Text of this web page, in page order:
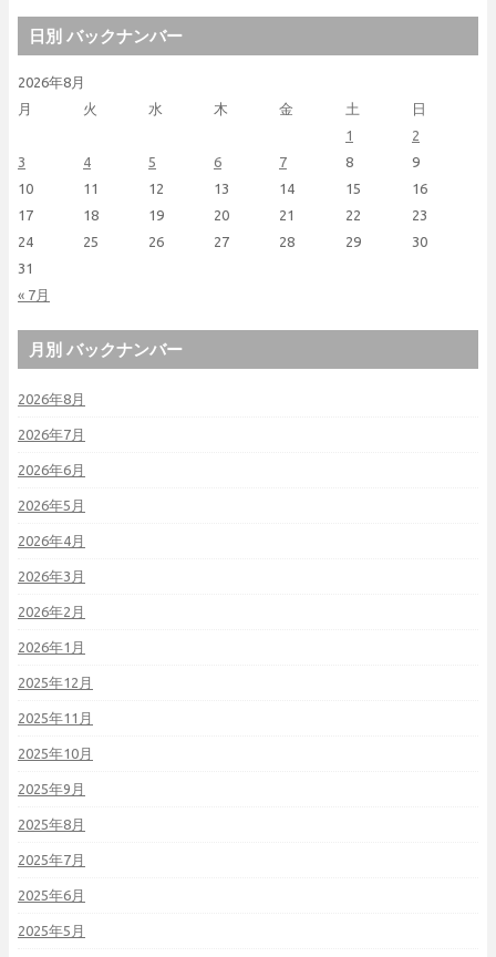
日別 バックナンバー
2026年8月
月
火 水 木 金 土 日
« 7月
1
2
3
4 5 6 7 8
9
10
11 12 13 14 15
16
17
18 19 20 21 22
23
24
25 26 27 28 29
30
31
月別 バックナンバー
2026年8月
2026年7月
2026年6月
2026年5月
2026年4月
2026年3月
2026年2月
2026年1月
2025年12月
2025年11月
2025年10月
2025年9月
2025年8月
2025年7月
2025年6月
2025年5月